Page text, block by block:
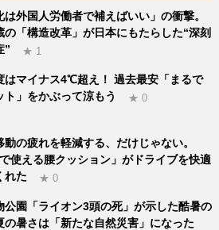
は外国人労働者で補えばいい」の衝撃。
の「構造改革」が日本にもたらした“深刻
”
★ 1
はマイナス4℃超え！ 過去最安「まるで
ト」をかぶって涼もう
★ 0
動の疲れを軽減する、だけじゃない。
で使える腰クッション」がドライブを快適
れた
★ 0
公園「ライオン3頭の死」が示した酷暑の
の暑さは「新たな自然災害」になった